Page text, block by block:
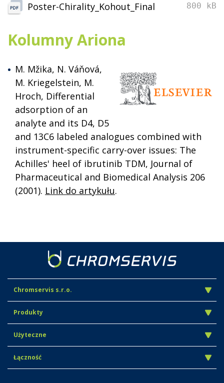
Poster-Chirality_Kohout_Final 800 kB
Kolumny Ariona
M. Mžika, N. Váňová,
M. Kriegelstein, M.
Hroch, Differential
adsorption of an
analyte and its D4, D5
and 13C6 labeled analogues combined with
instrument-specific carry-over issues: The
Achilles' heel of ibrutinib TDM, Journal of
Pharmaceutical and Biomedical Analysis 206
(2001). Link do artykułu.
Chromservis s.r.o.
Produkty
Użyteczne
Łączność